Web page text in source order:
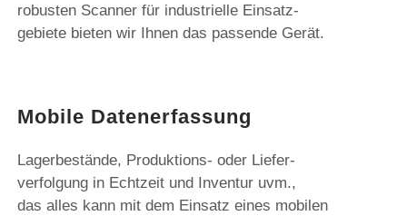
robusten Scanner für industrielle Einsatz-
gebiete bieten wir Ihnen das passende Gerät.
Mobile Datenerfassung
Lagerbestände, Produktions- oder Liefer-
verfolgung in Echtzeit und Inventur uvm.,
das alles kann mit dem Einsatz eines mobilen